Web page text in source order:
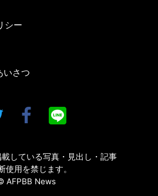
シー
いさつ
している写真・見出し・記事
使用を禁じます。
AFPBB News